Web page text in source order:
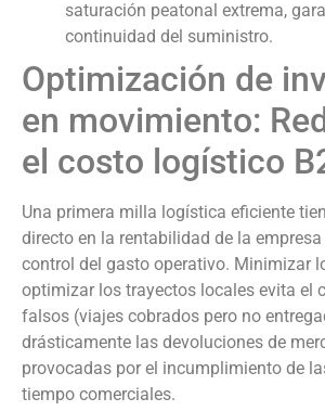
saturación peatonal extrema,
continuidad del suministro.
Optimización de
en movimiento:
el costo logístico
Una primera milla logística eficiente
directo en la rentabilidad de la empresa
control del gasto operativo. Minimizar
optimizar los trayectos locales evita el
falsos (viajes cobrados pero no
drásticamente las devoluciones de
provocadas por el incumplimiento de
tiempo comerciales.